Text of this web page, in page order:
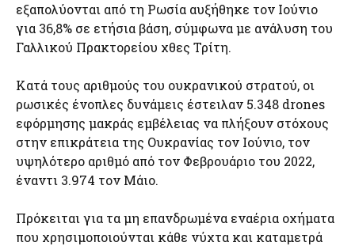
εξαπολύονται από τη Ρωσία αυξήθηκε τον Ιούνιο
για 36,8% σε ετήσια βάση, σύμφωνα με ανάλυση του
Γαλλικού Πρακτορείου χθες Τρίτη.
Κατά τους αριθμούς του ουκρανικού στρατού, οι
ρωσικές ένοπλες δυνάμεις έστειλαν 5.348 drones
εφόρμησης μακράς εμβέλειας να πλήξουν στόχους
στην επικράτεια της Ουκρανίας τον Ιούνιο, τον
υψηλότερο αριθμό από τον Φεβρουάριο του 2022,
έναντι 3.974 τον Μάιο.
Πρόκειται για τα μη επανδρωμένα εναέρια οχήματα
που χρησιμοποιούνται κάθε νύχτα και καταμετρά